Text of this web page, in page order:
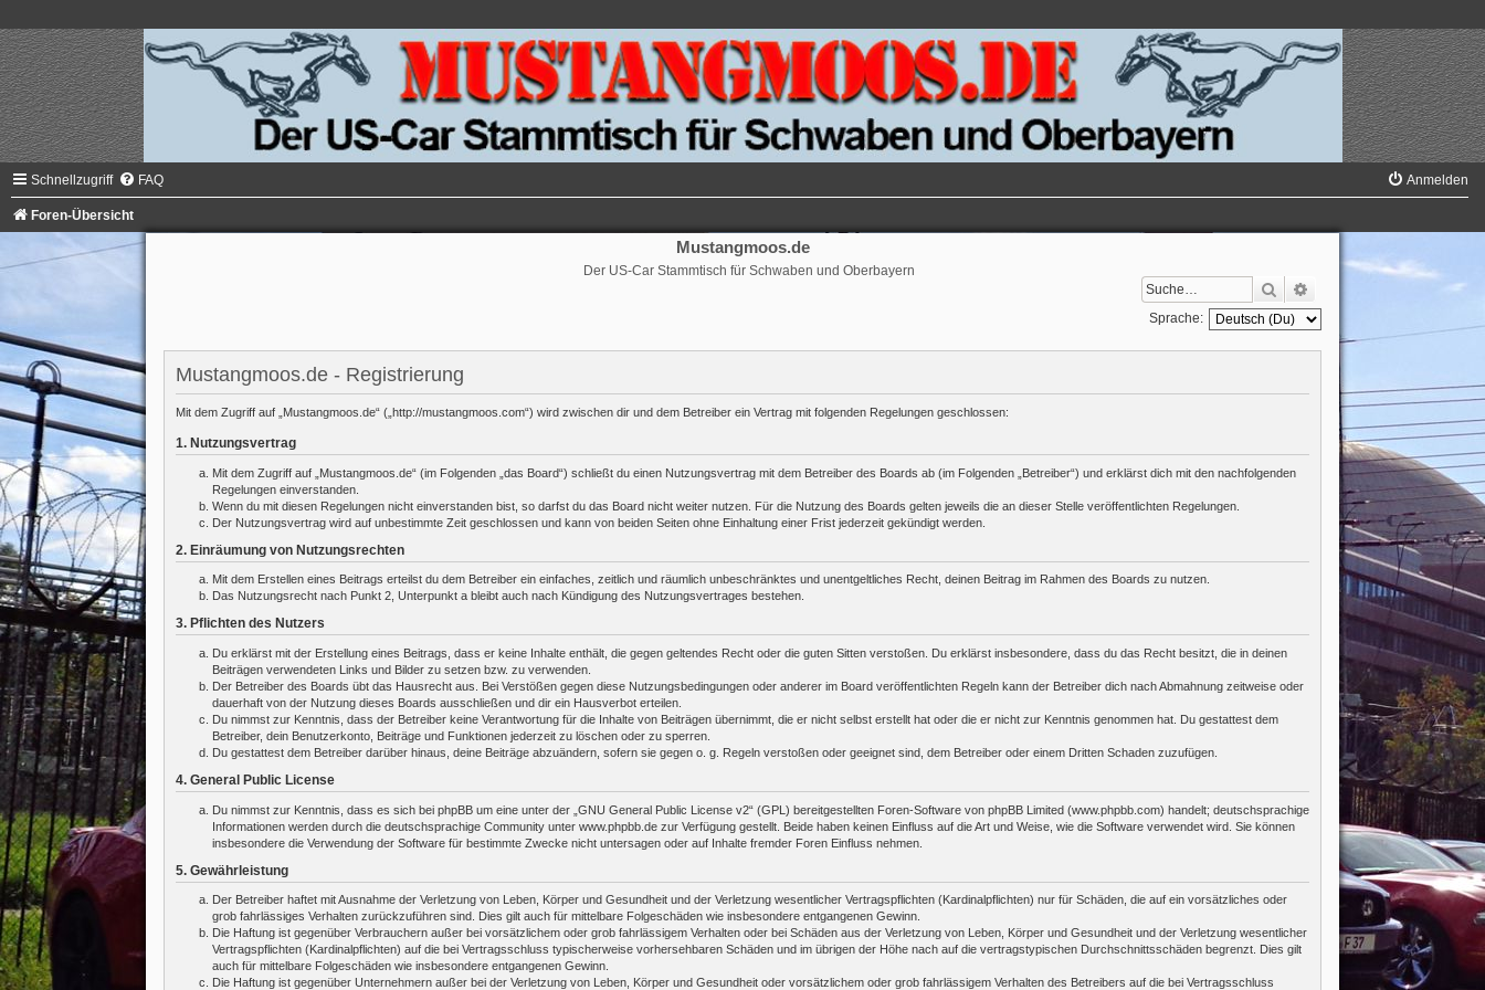
Schnellzugriff FAQ Anmelden
Foren-Übersicht
Mustangmoos.de
Der US-Car Stammtisch für Schwaben und Oberbayern
Suche
Sprache:
Mustangmoos.de - Registrierung
Mit dem Zugriff auf „Mustangmoos.de“ („http://mustangmoos.com“) wird zwischen dir und dem Betreiber ein Vertrag mit folgenden Regelungen geschlossen:
1. Nutzungsvertrag
Mit dem Zugriff auf „Mustangmoos.de“ (im Folgenden „das Board“) schließt du einen Nutzungsvertrag mit dem Betreiber des Boards ab (im Folgenden „Betreiber“) und erklärst dich mit den nachfolgenden
Regelungen einverstanden.
Wenn du mit diesen Regelungen nicht einverstanden bist, so darfst du das Board nicht weiter nutzen. Für die Nutzung des Boards gelten jeweils die an dieser Stelle veröffentlichten Regelungen.
Der Nutzungsvertrag wird auf unbestimmte Zeit geschlossen und kann von beiden Seiten ohne Einhaltung einer Frist jederzeit gekündigt werden.
2. Einräumung von Nutzungsrechten
Mit dem Erstellen eines Beitrags erteilst du dem Betreiber ein einfaches, zeitlich und räumlich unbeschränktes und unentgeltliches Recht, deinen Beitrag im Rahmen des Boards zu nutzen.
Das Nutzungsrecht nach Punkt 2, Unterpunkt a bleibt auch nach Kündigung des Nutzungsvertrages bestehen.
3. Pflichten des Nutzers
Du erklärst mit der Erstellung eines Beitrags, dass er keine Inhalte enthält, die gegen geltendes Recht oder die guten Sitten verstoßen. Du erklärst insbesondere, dass du das Recht besitzt, die in deinen
Beiträgen verwendeten Links und Bilder zu setzen bzw. zu verwenden.
Der Betreiber des Boards übt das Hausrecht aus. Bei Verstößen gegen diese Nutzungsbedingungen oder anderer im Board veröffentlichten Regeln kann der Betreiber dich nach Abmahnung zeitweise oder
dauerhaft von der Nutzung dieses Boards ausschließen und dir ein Hausverbot erteilen.
Du nimmst zur Kenntnis, dass der Betreiber keine Verantwortung für die Inhalte von Beiträgen übernimmt, die er nicht selbst erstellt hat oder die er nicht zur Kenntnis genommen hat. Du gestattest dem
Betreiber, dein Benutzerkonto, Beiträge und Funktionen jederzeit zu löschen oder zu sperren.
Du gestattest dem Betreiber darüber hinaus, deine Beiträge abzuändern, sofern sie gegen o. g. Regeln verstoßen oder geeignet sind, dem Betreiber oder einem Dritten Schaden zuzufügen.
4. General Public License
Du nimmst zur Kenntnis, dass es sich bei phpBB um eine unter der „ GNU General Public License v2“ (GPL) bereitgestellten Foren-Software von phpBB Limited (www.phpbb.com) handelt; deutschsprachige
Informationen werden durch die deutschsprachige Community unter www.phpbb.de zur Verfügung gestellt. Beide haben keinen Einfluss auf die Art und Weise, wie die Software verwendet wird. Sie können
insbesondere die Verwendung der Software für bestimmte Zwecke nicht untersagen oder auf Inhalte fremder Foren Einfluss nehmen.
5. Gewährleistung
Der Betreiber haftet mit Ausnahme der Verletzung von Leben, Körper und Gesundheit und der Verletzung wesentlicher Vertragspflichten (Kardinalpflichten) nur für Schäden, die auf ein vorsätzliches oder
grob fahrlässiges Verhalten zurückzuführen sind. Dies gilt auch für mittelbare Folgeschäden wie insbesondere entgangenen Gewinn.
Die Haftung ist gegenüber Verbrauchern außer bei vorsätzlichem oder grob fahrlässigem Verhalten oder bei Schäden aus der Verletzung von Leben, Körper und Gesundheit und der Verletzung wesentlicher
Vertragspflichten (Kardinalpflichten) auf die bei Vertragsschluss typischerweise vorhersehbaren Schäden und im übrigen der Höhe nach auf die vertragstypischen Durchschnittsschäden begrenzt. Dies gilt
auch für mittelbare Folgeschäden wie insbesondere entgangenen Gewinn.
Die Haftung ist gegenüber Unternehmern außer bei der Verletzung von Leben, Körper und Gesundheit oder vorsätzlichem oder grob fahrlässigem Verhalten des Betreibers auf die bei Vertragsschluss